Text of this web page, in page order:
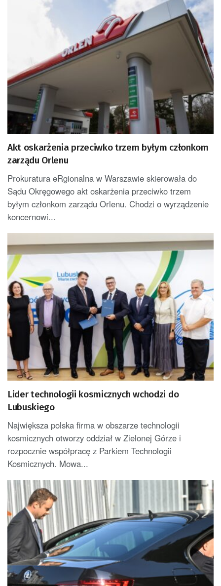
Akt oskarżenia przeciwko trzem byłym członkom
zarządu Orlenu
Prokuratura eRgionalna w Warszawie skierowała do
Sądu Okręgowego akt oskarżenia przeciwko trzem
byłym członkom zarządu Orlenu. Chodzi o wyrządzenie
koncernowi...
Lider technologii kosmicznych wchodzi do
Lubuskiego
Największa polska firma w obszarze technologii
kosmicznych otworzy oddział w Zielonej Górze i
rozpocznie współpracę z Parkiem Technologii
Kosmicznych. Mowa...